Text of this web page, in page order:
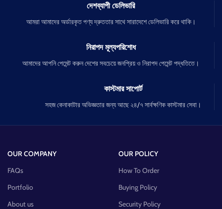
দেশব্যাপী ডেলিভারি
আমরা আমাদের অর্ডারকৃত পণ্য দ্রুততার সাথে সারাদেশে ডেলিভারি করে থাকি।
নিরাপদ মূল্যপরিশোধ
আমাদের আপনি পেমেন্ট করুন দেশের সবচেয়ে জনপ্রিয় ও নিরাপদ পেমেন্ট পদ্ধতিতে।
কাস্টমার সাপোর্ট
সহজ কেনাকাটার অভিজ্ঞতার জন্য আছে ২৪/৭ সার্বক্ষণিক কাস্টমার সেবা।
OUR COMPANY
FAQs
Portfolio
About us
OUR POLICY
How To Order
Buying Policy
Security Policy